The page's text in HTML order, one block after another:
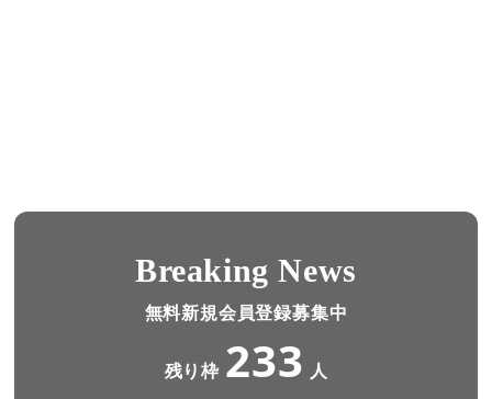
Breaking News
無料新規会員登録募集中
残り枠 233 人